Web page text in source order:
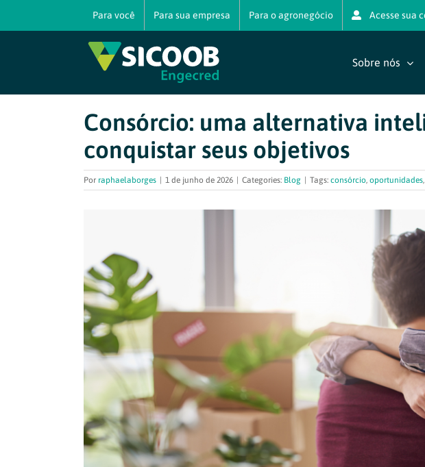
Para você Para sua empresa Para o agronegócio Acesse sua
Sobre nós
Consórcio: uma alternativa
conquistar seus objetivos
Por raphaelaborges 1 de junho de 2026 Categories: Blog Tags: consórcio, oportunidades,